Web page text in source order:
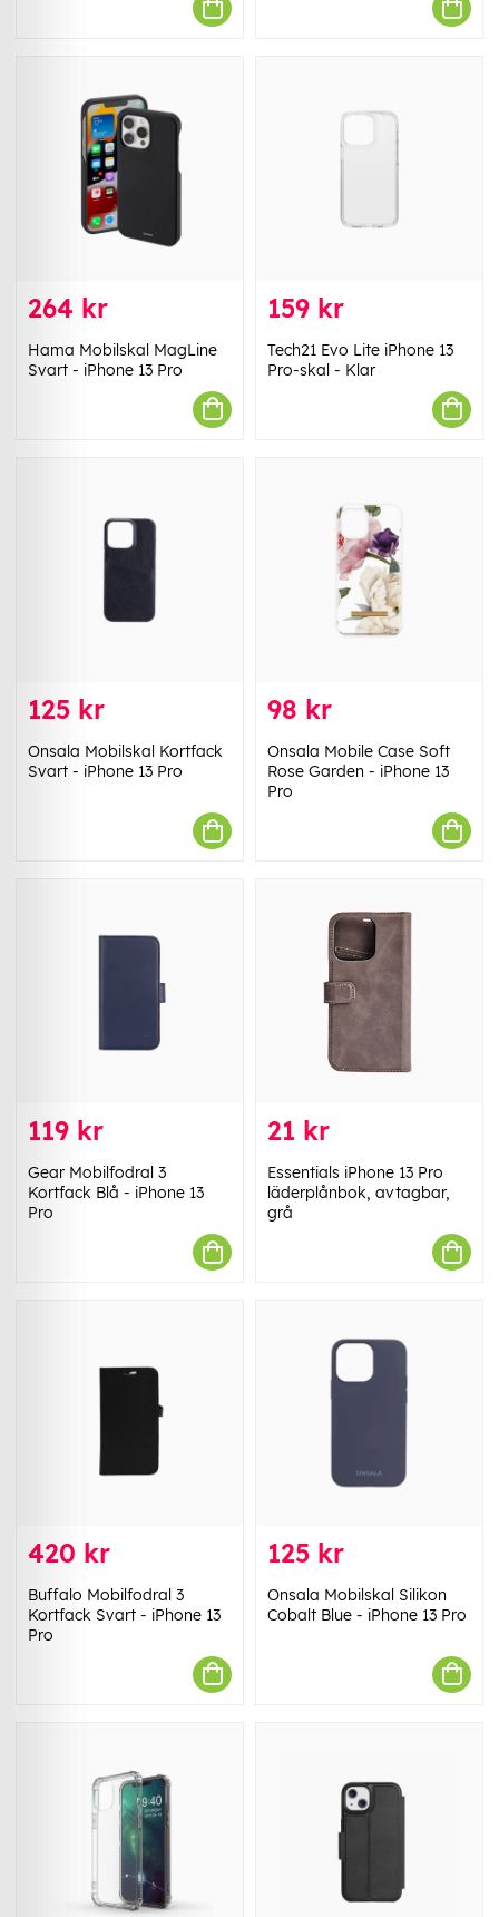
264 kr
Hama Mobilskal MagLine
Svart - iPhone 13 Pro
159 kr
Tech21 Evo Lite iPhone 13
Pro-skal - Klar
125 kr
Onsala Mobilskal Kortfack
Svart - iPhone 13 Pro
98 kr
Onsala Mobile Case Soft
Rose Garden - iPhone 13
Pro
119 kr
Gear Mobilfodral 3
Kortfack Blå - iPhone 13
Pro
21 kr
Essentials iPhone 13 Pro
läderplånbok, avtagbar,
grå
420 kr
Buffalo Mobilfodral 3
Kortfack Svart - iPhone 13
Pro
125 kr
Onsala Mobilskal Silikon
Cobalt Blue - iPhone 13 Pro